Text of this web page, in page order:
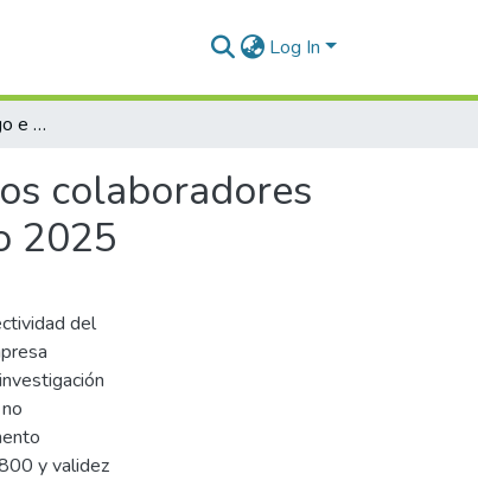
Log In
Efectividad del liderazgo e inteligencia emocional en los colaboradores de la Empresa Mayorista Metropolitano de Juliaca, año 2025
colaboradores
2025
del
y validez